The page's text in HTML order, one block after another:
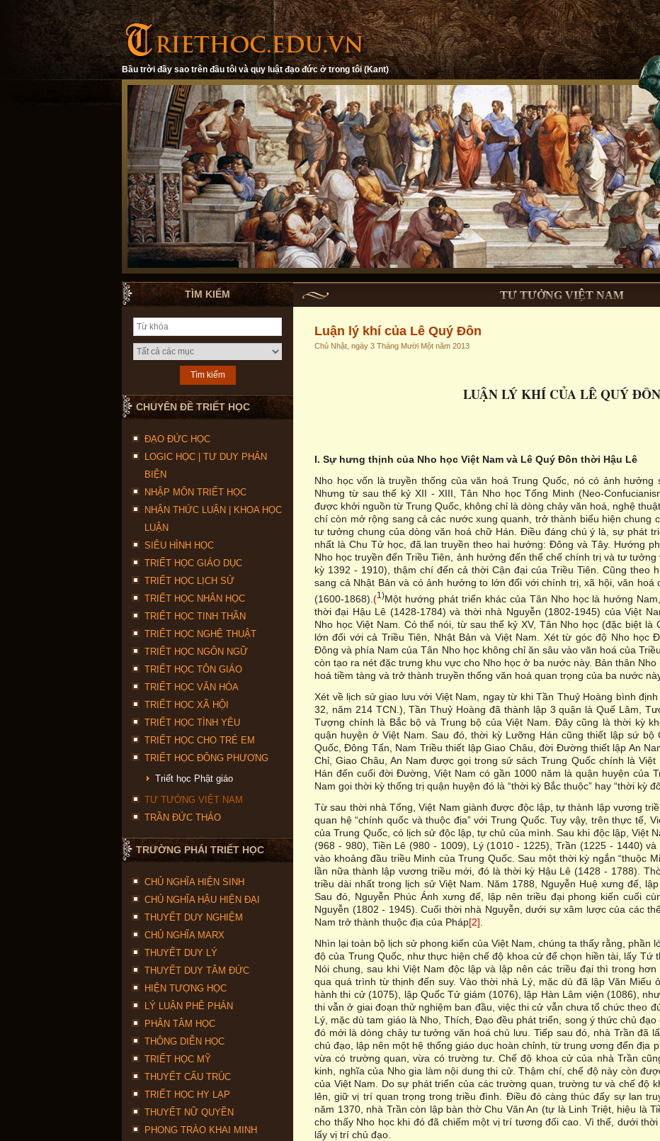
Bầu trời đầy sao trên đầu tôi và quy luật đạo đức ở trong tôi (Kant)
TÌM KIẾM
CHUYÊN ĐỀ TRIẾT HỌC
ĐẠO ĐỨC HỌC
LOGIC HỌC | TƯ DUY PHẢN
BIỆN
NHẬP MÔN TRIẾT HỌC
NHẬN THỨC LUẬN | KHOA HỌC
LUẬN
SIÊU HÌNH HỌC
TRIẾT HỌC GIÁO DỤC
TRIẾT HỌC LỊCH SỬ
TRIẾT HỌC NHÂN HỌC
TRIẾT HỌC TINH THẦN
TRIẾT HỌC NGHỆ THUẬT
TRIẾT HỌC NGÔN NGỮ
TRIẾT HỌC TÔN GIÁO
TRIẾT HỌC VĂN HÓA
TRIẾT HỌC XÃ HỘI
TRIẾT HỌC TÌNH YÊU
TRIẾT HỌC CHO TRẺ EM
TRIẾT HỌC ĐÔNG PHƯƠNG
Triết học Phật giáo
TƯ TƯỞNG VIỆT NAM
TRẦN ĐỨC THẢO
TRƯỜNG PHÁI TRIẾT HỌC
CHỦ NGHĨA HIỆN SINH
CHỦ NGHĨA HẬU HIỆN ĐẠI
THUYẾT DUY NGHIỆM
CHỦ NGHĨA MARX
THUYẾT DUY LÝ
THUYẾT DUY TÂM ĐỨC
HIỆN TƯỢNG HỌC
LÝ LUẬN PHÊ PHÁN
PHÂN TÂM HỌC
THÔNG DIỄN HỌC
TRIẾT HỌC MỸ
THUYẾT CẤU TRÚC
TRIẾT HỌC HY LẠP
THUYẾT NỮ QUYỀN
PHONG TRÀO KHAI MINH
TƯ TƯỞNG VIỆT NAM
Luận lý khí của Lê Quý Đôn
Chủ Nhật, ngày 3 Tháng Mười Một năm 2013
LUẬN LÝ KHÍ CỦA LÊ QUÝ ĐÔN
I. Sự hưng thịnh của Nho học Việt Nam và Lê Quý Đôn thời Hậu Lê
Nho học vốn là truyền thống của văn hoá Trung Quốc, nó có ảnh hưởng
Nhưng từ sau thế kỷ XII - XIII, Tân Nho học Tống Minh (Neo-
được khởi nguồn từ Trung Quốc, không chỉ là dòng chảy văn hoá, nghệ
chí còn mở rộng sang cả các nước xung quanh, trở thành biểu hiện chung
tư tưởng chung của dòng văn hoá chữ Hán. Điều đáng chú ý là, sự phát
nhất là Chu Tử học, đã lan truyền theo hai hướng: Đông và Tây. Hướng
Nho học truyền đến Triều Tiên, ảnh hưởng đến thể chế chính trị và tư
kỳ 1392 - 1910), thậm chí đến cả thời Cận đại của Triều Tiên. Cũng theo
sang cả Nhật Bản và có ảnh hưởng to lớn đối với chính trị, xã hội, văn hoá
(1600-1868). (1)Một hướng phát triển khác của Tân Nho học là hướng
thời đại Hậu Lê (1428-1784) và thời nhà Nguyễn (1802-1945) của Việt
Nho học Việt Nam. Có thể nói, từ sau thế kỷ XV, Tân Nho học (đặc biệt
lớn đối với cả Triều Tiên, Nhật Bản và Việt Nam. Xét từ góc độ Nho học
Đông và phía Nam của Tân Nho học không chỉ ăn sâu vào văn hoá của
còn tạo ra nét đặc trưng khu vực cho Nho học ở ba nước này. Bản thân
hoá tiềm tàng và trở thành truyền thống văn hoá quan trọng của ba nước
Xét về lịch sử giao lưu với Việt Nam, ngay từ khi Tần Thuỷ Hoàng bình
32, năm 214 TCN.), Tần Thuỷ Hoàng đã thành lập 3 quận là Quế Lâm,
Tượng chính là Bắc bộ và Trung bộ của Việt Nam. Đây cũng là thời kỳ
quận huyện ở Việt Nam. Sau đó, thời kỳ Lưỡng Hán cũng thiết lập sứ bộ
Quốc, Đông Tấn, Nam Triều thiết lập Giao Châu, đời Đường thiết lập An
Chỉ, Giao Châu, An Nam được gọi trong sử sách Trung Quốc chính là
Hán đến cuối đời Đường, Việt Nam có gần 1000 năm là quận huyện của
Nam gọi thời kỳ thống trị quận huyện đó là “thời kỳ Bắc thuộc” hay “thời kỳ đô
Từ sau thời nhà Tống, Việt Nam giành được độc lập, tự thành lập vương
quan hệ “chính quốc và thuộc địa” với Trung Quốc. Tuy vậy, trên thực tế,
của Trung Quốc, có lịch sử độc lập, tự chủ của mình. Sau khi độc lập, Việt
(968 - 980), Tiền Lê (980 - 1009), Lý (1010 - 1225), Trần (1225 - 1440)
vào khoảng đầu triều Minh của Trung Quốc. Sau một thời kỳ ngắn “thuộc
lần nữa thành lập vương triều mới, đó là thời kỳ Hậu Lê (1428 - 1788).
triều dài nhất trong lịch sử Việt Nam. Năm 1788, Nguyễn Huệ xưng đế,
Sau đó, Nguyễn Phúc Ánh xưng đế, lập nên triều đại phong kiến cuối
Nguyễn (1802 - 1945). Cuối thời nhà Nguyễn, dưới sự xâm lược của các
Nam trở thành thuộc địa của Pháp[2]
Nhìn lại toàn bộ lịch sử phong kiến của Việt Nam, chúng ta thấy rằng, phần
độ của Trung Quốc, như thực hiện chế độ khoa cử để chọn hiền tài, lấy Tứ
Nói chung, sau khi Việt Nam độc lập và lập nên các triều đại thì trong
qua quá trình từ thịnh đến suy. Vào thời nhà Lý, mặc dù đã lập Văn Miếu
hành thi cử (1075), lập Quốc Tử giám (1076), lập Hàn Lâm viện (1086),
thi vẫn ở giai đoạn thử nghiệm ban đầu, việc thi cử vẫn chưa tổ chức theo
Lý, mặc dù tam giáo là Nho, Thích, Đạo đều phát triển, song ý thức chủ đạo
đó mới là dòng chảy tư tưởng văn hoá chủ lưu. Tiếp sau đó, nhà Trần đã
chủ đạo, lập nên một hệ thống giáo dục hoàn chỉnh, từ trung ương đến địa
vừa có trường quan, vừa có trường tư. Chế độ khoa cử của nhà Trần
kinh, nghĩa của Nho gia làm nội dung thi cử. Thậm chí, chế độ này còn
của Việt Nam. Do sự phát triển của các trường quan, trường tư và chế độ
lên, giữ vị trí quan trọng trong triều đình. Điều đó càng thúc đẩy sự lan
năm 1370, nhà Trần còn lập bàn thờ Chu Văn An (tự là Linh Triệt, hiệu là
cho thấy Nho học khi đó đã chiếm một vị trí tương đối cao. Vì thế, dưới
lấy vị trí chủ đạo.